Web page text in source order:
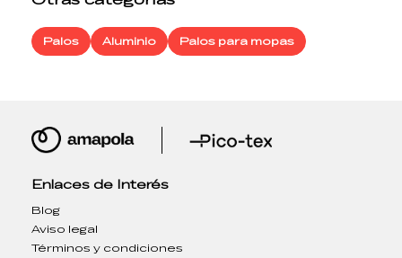
Palos Aluminio Palos para mopas
Enlaces de Interés
Blog
Aviso legal
Términos y condiciones